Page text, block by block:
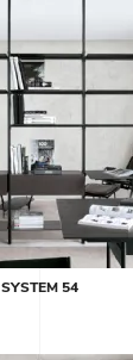
SYSTEM 54